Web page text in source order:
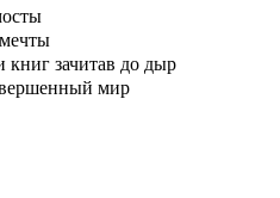
книг зачитав до дыр
мир